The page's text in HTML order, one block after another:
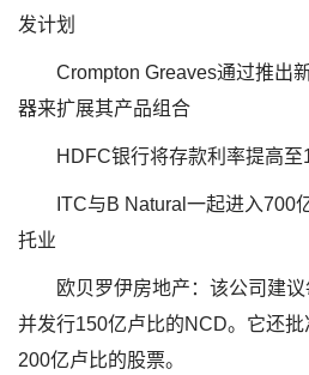
发计划
Crompton Greaves通过推出
器来扩展其产品组合
HDFC银行将存款利率提高
ITC与B Natural一起进入700
托业
欧贝罗伊房地产：该公司建议
并发行150亿卢比的NCD。它还
200亿卢比的股票。